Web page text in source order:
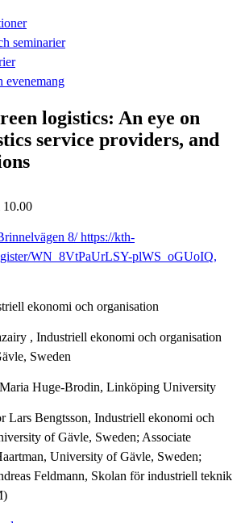
seminarier
evenemang
logistics: An eye on
service providers, and
10.00
8/ https://kth-
WN_8VtPaUrLSY-plWS_oGUoIQ,
ekonomi och organisation
, Industriell ekonomi och organisation
Sweden
Huge-Brodin, Linköping University
Lars Bengtsson, Industriell ekonomi och
of Gävle, Sweden; Associate
University of Gävle, Sweden;
Feldmann, Skolan för industriell teknik